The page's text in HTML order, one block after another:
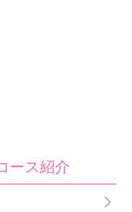
ース紹介